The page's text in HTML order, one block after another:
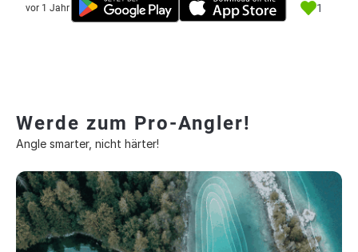
vor 1 Jahr 1
Werde zum Pro-Angler!
Angle smarter, nicht härter!